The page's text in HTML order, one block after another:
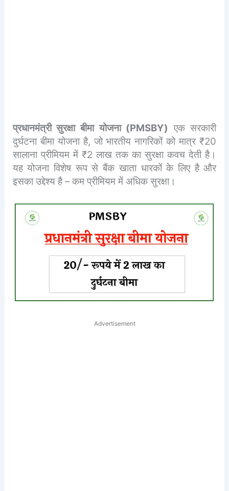
प्रधानमंत्री सुरक्षा बीमा योजना (PMSBY) एक सरकारी
दुर्घटना बीमा योजना है, जो भारतीय नागरिकों को मात्र ₹20
सालाना प्रीमियम में ₹2 लाख तक का सुरक्षा कवच देती है।
यह योजना विशेष रूप से बैंक खाता धारकों के लिए है और
इसका उद्देश्य है – कम प्रीमियम में अधिक सुरक्षा।
Advertisement